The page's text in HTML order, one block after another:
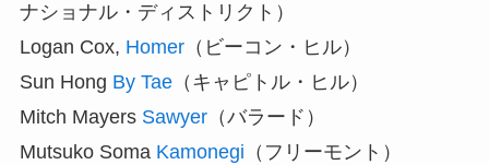
ナショナル・ディストリクト）
Logan Cox, Homer（ビーコン・ヒル）
Sun Hong By Tae（キャピトル・ヒル）
Mitch Mayers Sawyer（バラード）
Mutsuko Soma Kamonegi （フリーモント）